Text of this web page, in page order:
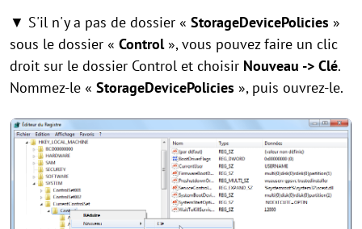
▼ S'il n'y a pas de dossier « StorageDevicePolicies »
sous le dossier « Control», vous pouvez faire un clic
droit sur le dossier Control et choisir Nouveau -> Clé.
Nommez-le « StorageDevicePolicies », puis ouvrez-le.